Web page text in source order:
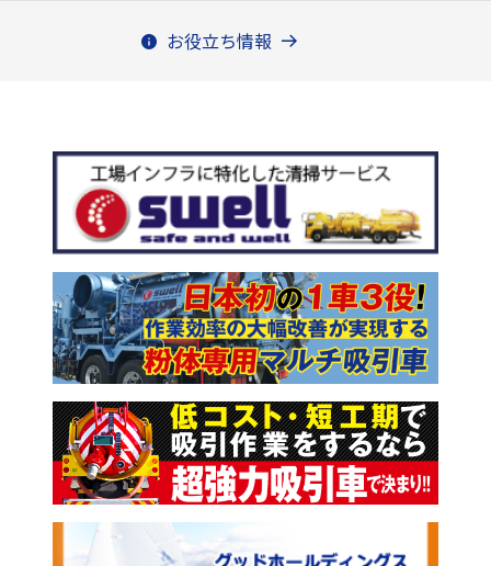
お役立ち情報